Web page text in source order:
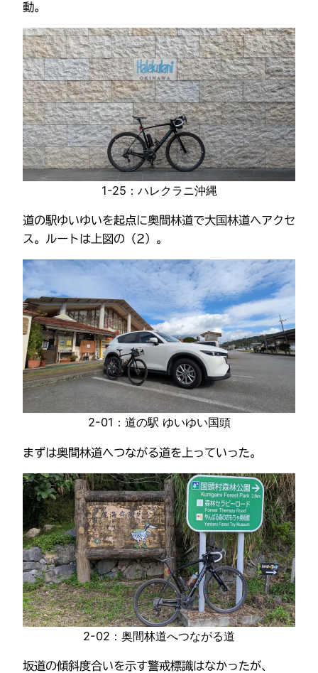
動。
1-25：ハレクラニ沖縄
道の駅ゆいゆいを起点に奥間林道で大国林道へアクセ
ス。ルートは上図の（2）。
2-01：道の駅 ゆいゆい国頭
まずは奥間林道へつながる道を上っていった。
2-02：奥間林道へつながる道
坂道の傾斜度合いを示す警戒標識はなかったが、